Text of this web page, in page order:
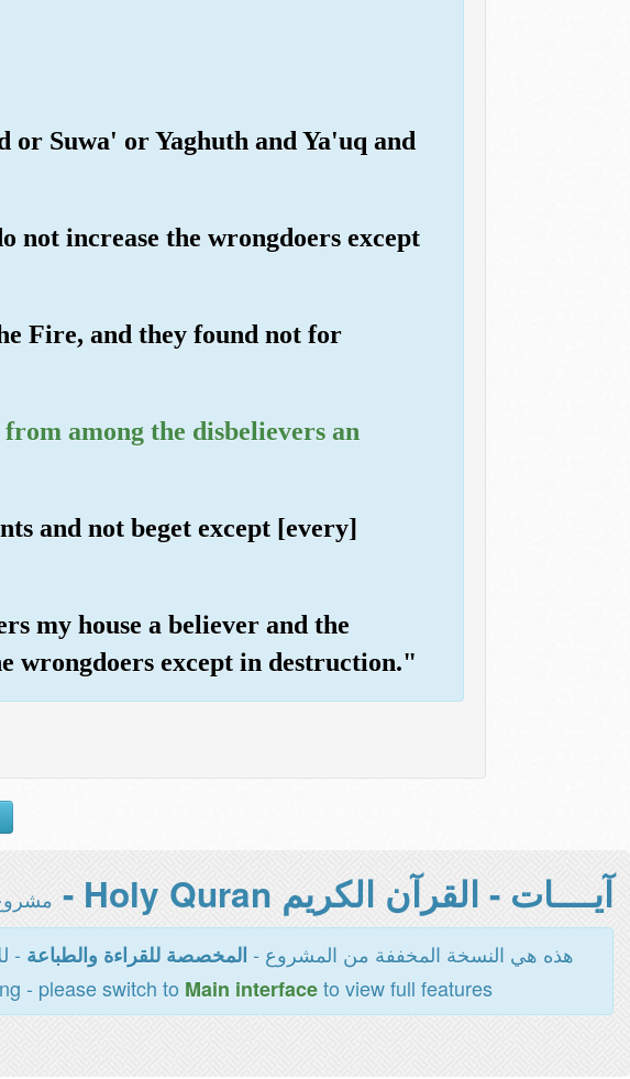
or Suwa' or Yaghuth and Ya'uq and
not increase the wrongdoers except
Fire, and they found not for
among the disbelievers an
and not beget except [every]
my house a believer and the
wrongdoers except in destruction."
آيــــات - القرآن الكريم Holy Quran -
هذه هي النسخة المخففة من المشروع - المخصصة للقراءة والطباعة -
- please switch to Main interfaceto view full features